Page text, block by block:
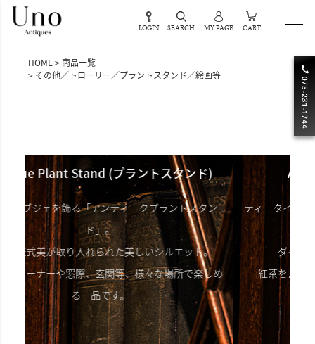
LOGIN SEARCH MY PAGE CART
HOME
商品一覧
その他／トローリー／プラントスタンド／絵画等
タンド)
ントスタン
ルエット。
場所で楽しめ
Antique Trolley(トローリー)
ティータイムを華やかに演出する「アンティークテ
トローリー」。
ダイニングではサーバーテーブルにも。
紅茶をたしなむ英国らしさがあふれる一品です